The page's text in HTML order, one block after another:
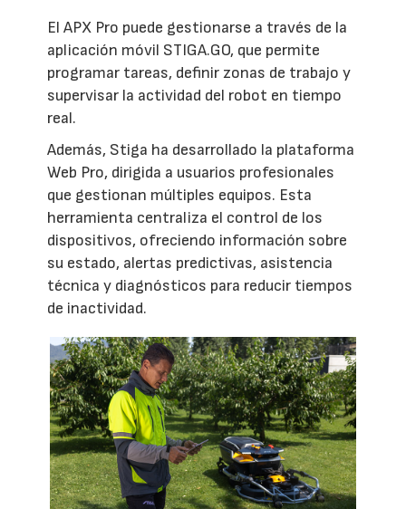
El APX Pro puede gestionarse a través de la
aplicación móvil STIGA.GO, que permite
programar tareas, definir zonas de trabajo y
supervisar la actividad del robot en tiempo
real.
Además, Stiga ha desarrollado la plataforma
Web Pro, dirigida a usuarios profesionales
que gestionan múltiples equipos. Esta
herramienta centraliza el control de los
dispositivos, ofreciendo información sobre
su estado, alertas predictivas, asistencia
técnica y diagnósticos para reducir tiempos
de inactividad.